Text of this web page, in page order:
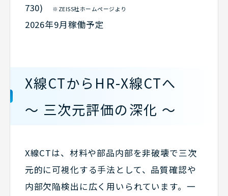
730)
※ZEISS社ホームページより
2026年9月稼働予定
X線CTからHR-X線CTへ
～ 三次元評価の深化 ～
X線CTは、材料や部品内部を非破壊で三次
元的に可視化する手法として、品質確認や
内部欠陥検出に広く用いられています。一